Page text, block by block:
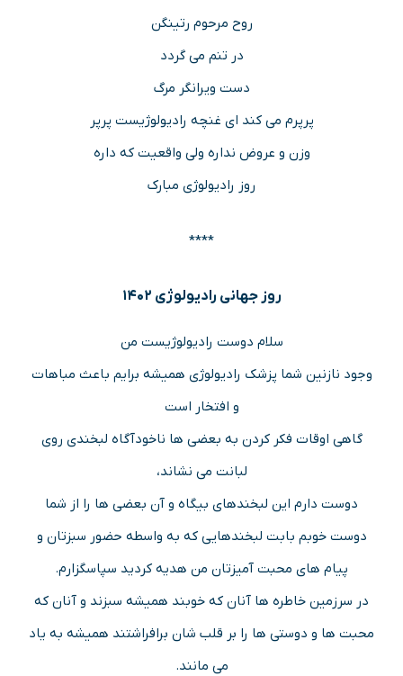
روح مرحوم رتینگن
در تنم می گردد
دست ویرانگر مرگ
پرپرم می کند ای غنچه رادیولوژیست پرپر
وزن و عروض نداره ولی واقعیت که داره
روز رادیولوژی مبارک
****
روز جهانی رادیولوژی ۱۴۰۲
سلام دوست رادیولوژیست من
وجود نازنین شما پزشک رادیولوژی همیشه برایم باعث مباهات
و افتخار است
گاهی اوقات فکر کردن به بعضی ها ناخودآگاه لبخندی روی
لبانت می نشاند،
دوست دارم این لبخندهای بیگاه و آن بعضی ها را از شما
دوست خوبم بابت لبخندهایی که به واسطه حضور سبزتان و
پیام های محبت آمیزتان من هدیه کردید سپاسگزارم.
در سرزمین خاطره ها آنان که خوبند همیشه سبزند و آنان که
محبت ها و دوستی ها را بر قلب شان برافراشتند همیشه به یاد
می مانند.